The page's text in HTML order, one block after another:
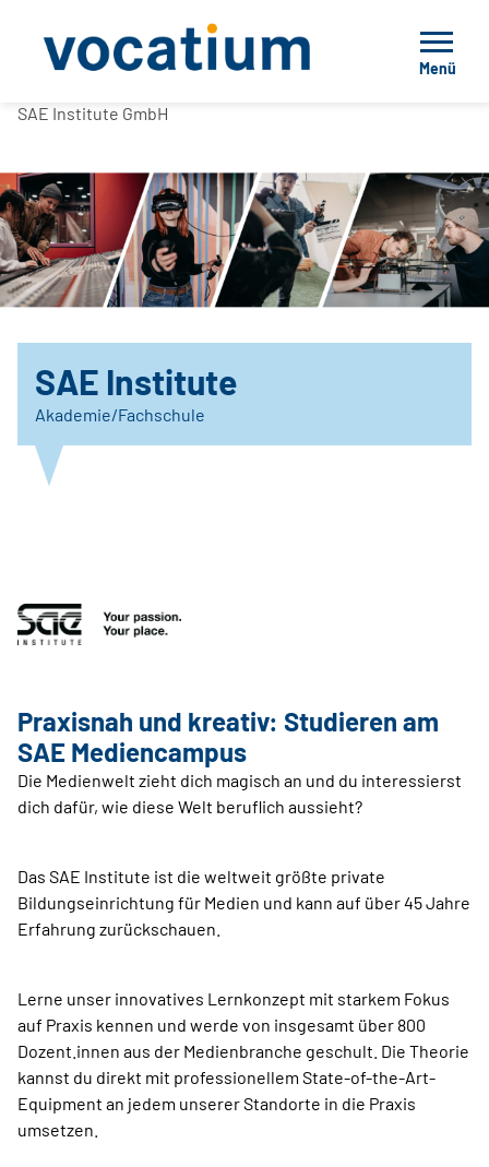
Menü
SAE Institute GmbH
SAE Institute
Akademie/Fachschule
Praxisnah und kreativ: Studieren am
SAE Mediencampus
Die Medienwelt zieht dich magisch an und du interessierst
dich dafür, wie diese Welt beruflich aussieht?
Das SAE Institute ist die weltweit größte private
Bildungseinrichtung für Medien und kann auf über 45 Jahre
Erfahrung zurückschauen.
Lerne unser innovatives Lernkonzept mit starkem Fokus
auf Praxis kennen und werde von insgesamt über 800
Dozent.innen aus der Medienbranche geschult. Die Theorie
kannst du direkt mit professionellem State-of-the-Art-
Equipment an jedem unserer Stand­orte in die Praxis
umsetzen.